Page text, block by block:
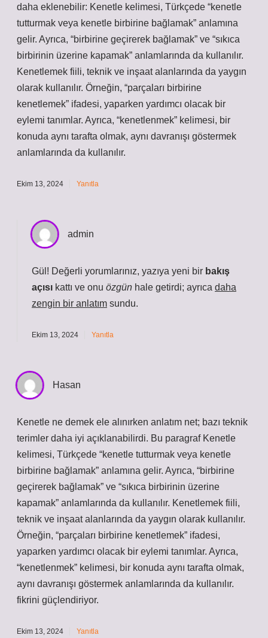
daha eklenebilir: Kenetle kelimesi, Türkçede “kenetle
tutturmak veya kenetle birbirine bağlamak” anlamına
gelir. Ayrıca, “birbirine geçirerek bağlamak” ve “sıkıca
birbirinin üzerine kapamak” anlamlarında da kullanılır.
Kenetlemek fiili, teknik ve inşaat alanlarında da yaygın
olarak kullanılır. Örneğin, “parçaları birbirine
kenetlemek” ifadesi, yaparken yardımcı olacak bir
eylemi tanımlar. Ayrıca, “kenetlenmek” kelimesi, bir
konuda aynı tarafta olmak, aynı davranışı göstermek
anlamlarında da kullanılır.
Ekim 13, 2024 Yanıtla
admin
Gül! Değerli yorumlarınız, yazıya yeni bir bakış
açısı kattı ve onu özgün hale getirdi; ayrıca daha
zengin bir anlatım sundu.
Ekim 13, 2024 Yanıtla
Hasan
Kenetle ne demek ele alınırken anlatım net; bazı teknik
terimler daha iyi açıklanabilirdi. Bu paragraf Kenetle
kelimesi, Türkçede “kenetle tutturmak veya kenetle
birbirine bağlamak” anlamına gelir. Ayrıca, “birbirine
geçirerek bağlamak” ve “sıkıca birbirinin üzerine
kapamak” anlamlarında da kullanılır. Kenetlemek fiili,
teknik ve inşaat alanlarında da yaygın olarak kullanılır.
Örneğin, “parçaları birbirine kenetlemek” ifadesi,
yaparken yardımcı olacak bir eylemi tanımlar. Ayrıca,
“kenetlenmek” kelimesi, bir konuda aynı tarafta olmak,
aynı davranışı göstermek anlamlarında da kullanılır.
fikrini güçlendiriyor.
Ekim 13, 2024 Yanıtla